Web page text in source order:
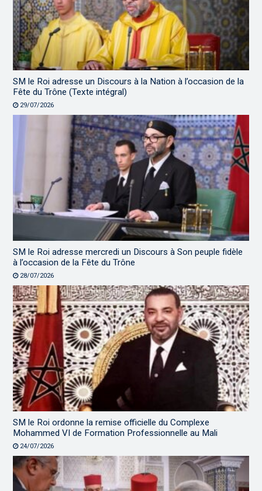
SM le Roi adresse un Discours à la Nation à l’occasion de la
Fête du Trône (Texte intégral)
29/07/2026
SM le Roi adresse mercredi un Discours à Son peuple fidèle
à l’occasion de la Fête du Trône
28/07/2026
SM le Roi ordonne la remise officielle du Complexe
Mohammed VI de Formation Professionnelle au Mali
24/07/2026